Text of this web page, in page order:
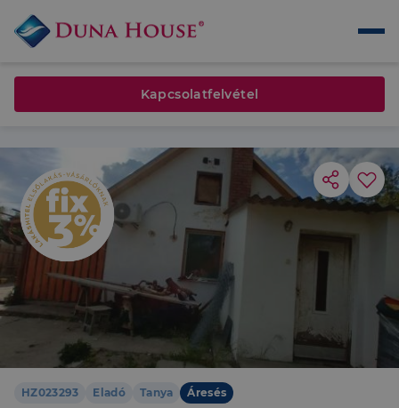
HZ023293 Eladó Tanya Áresés
Kapcsolatfelvétel